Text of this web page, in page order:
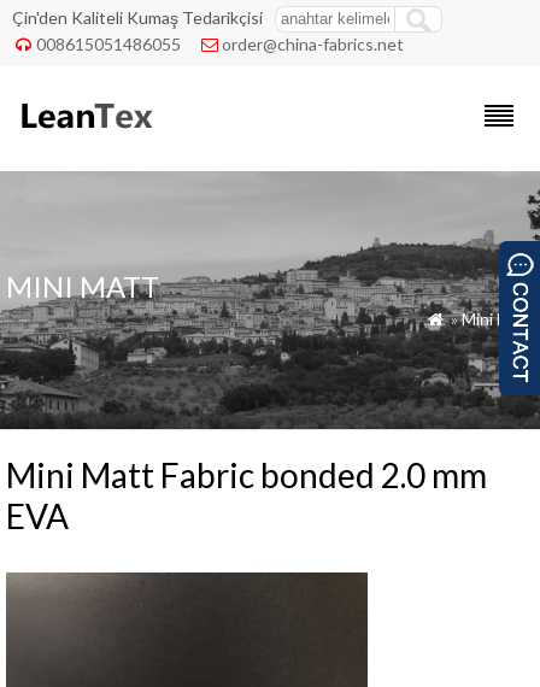
Çin'den Kaliteli Kumaş Tedarikçisi
 008615051486055  order@china-fabrics.net
MINI MATT
 »Mini Matt
Mini Matt Fabric bonded 2.0 mm
EVA